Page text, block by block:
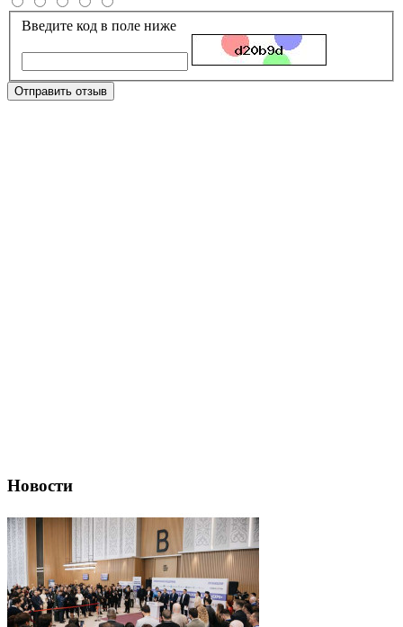
Введите код в поле ниже
Отправить отзыв
Новости